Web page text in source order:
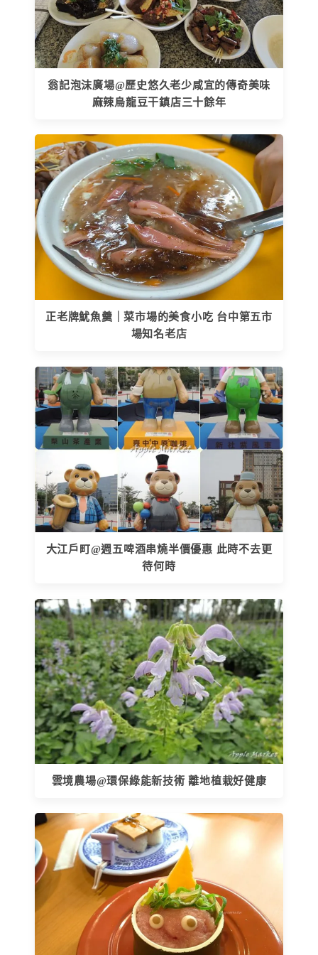
翁記泡沫廣場@歷史悠久老少咸宜的傳奇美味
麻辣烏龍豆干鎮店三十餘年
正老牌魷魚羹｜菜市場的美食小吃 台中第五市
場知名老店
大江戶町@週五啤酒串燒半價優惠 此時不去更
待何時
雲境農場@環保綠能新技術 離地植栽好健康